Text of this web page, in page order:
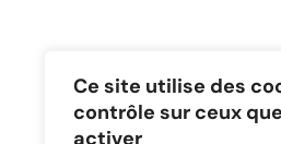
Ce site utilise des
contrôle sur ceux
activer